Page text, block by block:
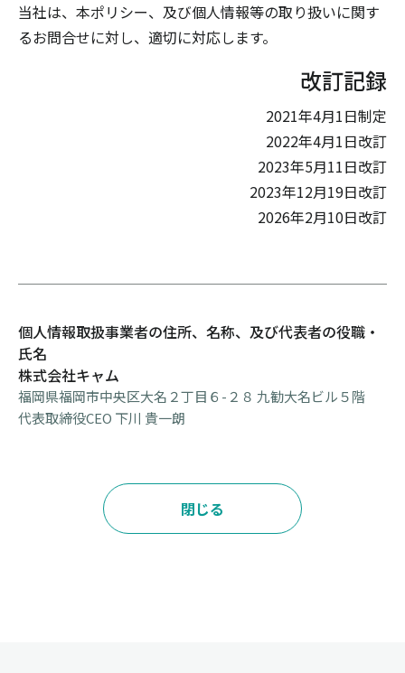
当社は、本ポリシー、及び個人情報等の取り扱いに関す
るお問合せに対し、適切に対応します。
改訂記録
2021年4月1日制定
2022年4月1日改訂
2023年5月11日改訂
2023年12月19日改訂
2026年2月10日改訂
個人情報取扱事業者の住所、名称、及び代表者の役職・
氏名
株式会社キャム
福岡県福岡市中央区大名２丁目６-２８ 九勧大名ビル５階
代表取締役CEO 下川 貴一朗
閉じる